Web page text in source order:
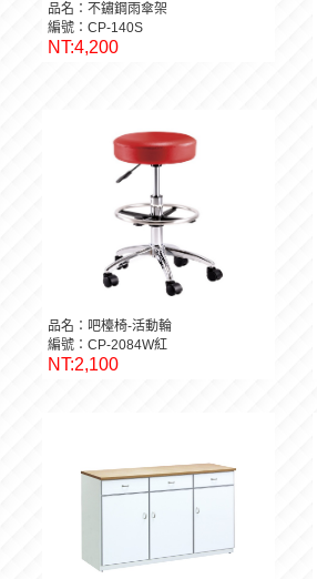
品名：不鏽鋼雨傘架
編號：CP-140S
NT:4,200
品名：吧檯椅-活動輪
編號：CP-2084W紅
NT:2,100